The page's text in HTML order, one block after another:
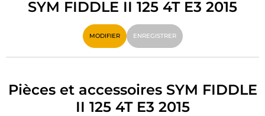
MX, ENDURO ET TRIAL
HIGH TECH MOTO
AIRBAG MOTO
PIÈCES MOTO ET OUTILLAGE
ACCESSOIRES MOTO
SYM FIDDLE II 125 4T E3 2015
MODIFIER ENREGISTRER
Pièces et accessoires SYM FIDDLE
II 125 4T E3 2015